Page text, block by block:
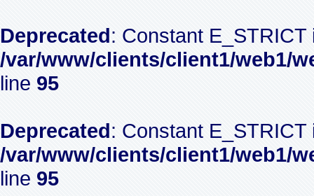
Deprecated: Constant
/var/www/clients/client1/web1/
line 95
Deprecated: Constant
/var/www/clients/client1/web1/
line 95